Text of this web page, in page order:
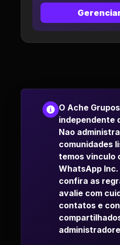
O Ache
independente
Nao
comunidades
temos vinculo
WhatsApp
confira as
avalie com
contatos e